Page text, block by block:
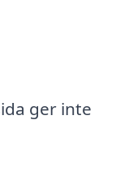
ger inte